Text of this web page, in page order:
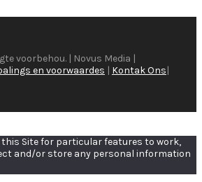
voorbehou. | Novus Media |
en voorwaardes | Kontak Ons|
this Site for particular features to work,
and/or store any personal information